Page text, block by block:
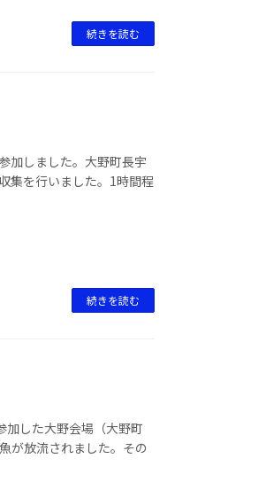
続きを読む
加しました。大野町長宇
集を行いました。1時間程
続きを読む
加した大野会場（大野町
が放流されました。その